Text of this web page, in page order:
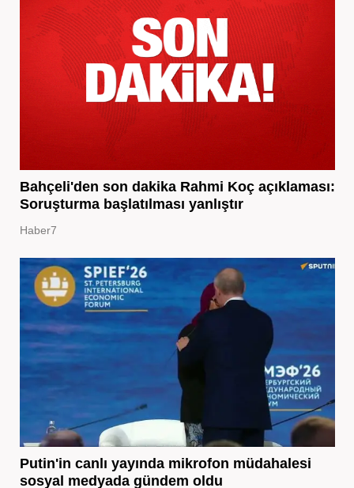
Bahçeli'den son dakika Rahmi Koç açıklaması:
Soruşturma başlatılması yanlıştır
Haber7
Putin'in canlı yayında mikrofon müdahalesi
sosyal medyada gündem oldu